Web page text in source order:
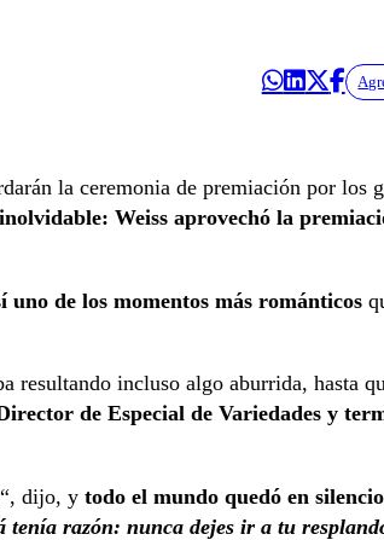
la ceremonia de premiación por los
Weiss aprovechó la
de los momentos más románticos
resultando incluso algo aburrida, hasta
de Especial de Variedades y
“, dijo, y todo el mundo quedó en silencio
tenía razón: nunca dejes ir a tu